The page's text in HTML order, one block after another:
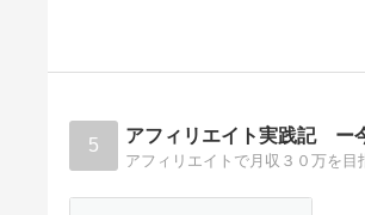
5 アフィリエイト実践記 ー